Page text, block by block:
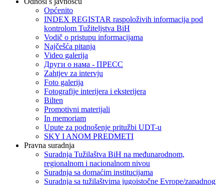
Općenito
INDEX REGISTAR raspoloživih informacija pod
kontrolom Tužiteljstva BiH
Vodič o pristupu informacijama
Najčešća pitanja
Video galerija
Други о нама - ПРЕСC
Zahtjev za intervju
Foto galerija
Fotografije interijera i eksterijera
Bilten
Promotivni materijali
In memoriam
Upute za podnošenje pritužbi UDT-u
SKY I ANOM PREDMETI
Pravna suradnja
Suradnja Tužilaštva BiH na međunarodnom,
regionalnom i nacionalnom nivou
Suradnja sa domaćim institucijama
Suradnja sa tužilaštvima jugoistočne Evrope/zapadnog